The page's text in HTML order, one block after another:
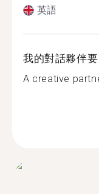
英語
我的對話夥伴要
A creative